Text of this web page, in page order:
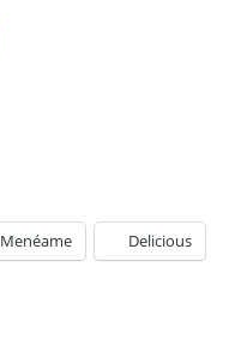
Menéame Delicious